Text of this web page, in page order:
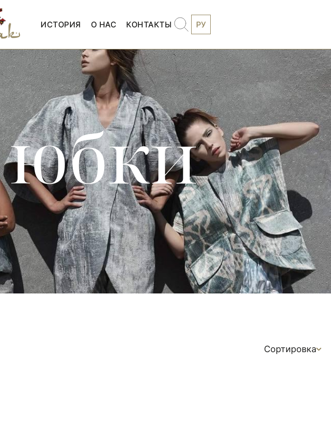
ИСТОРИЯ О НАС КОНТАКТЫ РУ
юбки
Сортировка